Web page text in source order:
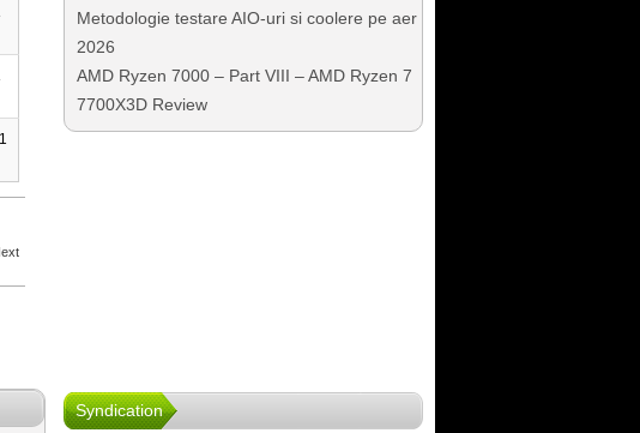
Metodologie testare AIO-uri si coolere pe aer
2026
AMD Ryzen 7000 – Part VIII – AMD Ryzen 7
7700X3D Review
Syndication